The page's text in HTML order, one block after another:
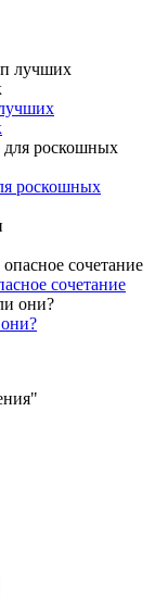
роскошных
сочетание